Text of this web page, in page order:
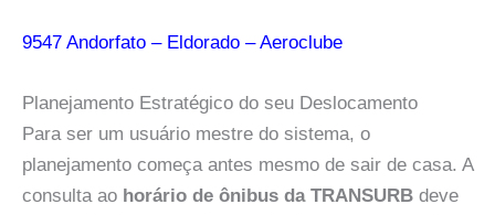
9547 Andorfato – Eldorado – Aeroclube
Planejamento Estratégico do seu Deslocamento
Para ser um usuário mestre do sistema, o
planejamento começa antes mesmo de sair de casa. A
consulta ao horário de ônibus da TRANSURB deve